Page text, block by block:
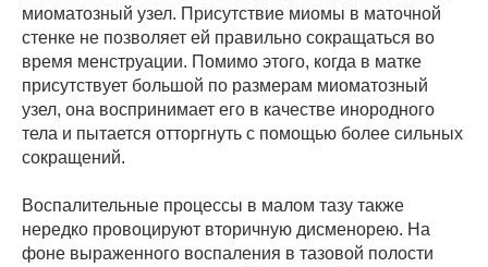
миоматозный узел. Присутствие миомы в маточной
стенке не позволяет ей правильно сокращаться во
время менструации. Помимо этого, когда в матке
присутствует большой по размерам миоматозный
узел, она воспринимает его в качестве инородного
тела и пытается отторгнуть с помощью более сильных
сокращений.
Воспалительные процессы в малом тазу также
нередко провоцируют вторичную дисменорею. На
фоне выраженного воспаления в тазовой полости